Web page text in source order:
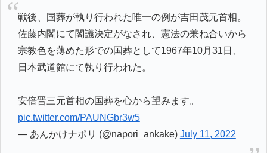
戦後、国葬が執り行われた唯一の例が吉田茂元首相。
佐藤内閣にて閣議決定がなされ、憲法の兼ね合いから
宗教色を薄めた形での国葬として1967年10月31日、
日本武道館にて執り行われた。
安倍晋三元首相の国葬を心から望みます。
pic.twitter.com/PAUNGbr3w5
— あんかけナポリ (@napori_ankake) July 11, 2022